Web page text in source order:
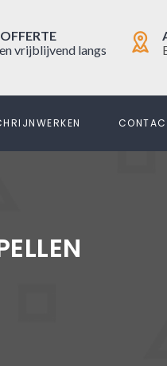
vrijblijvend langs